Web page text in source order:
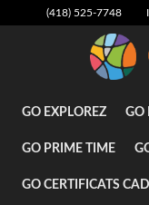
(418) 525-7748
GO EXPLOREZ GO
GO PRIME TIME
GO CERTIFICATS